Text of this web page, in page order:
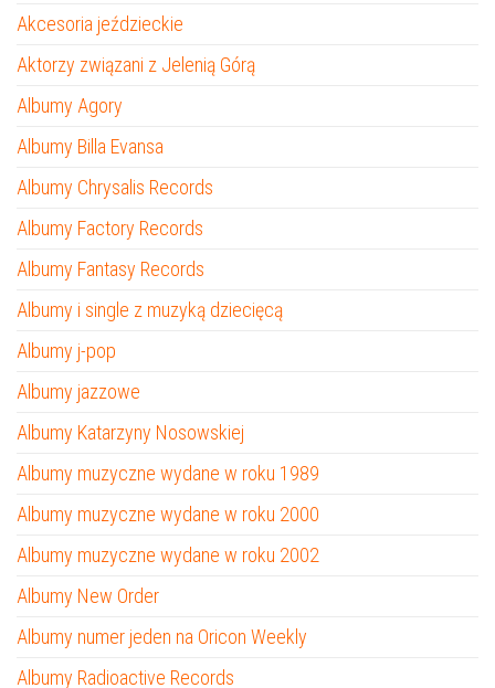
Akcesoria jeździeckie
Aktorzy związani z Jelenią Górą
Albumy Agory
Albumy Billa Evansa
Albumy Chrysalis Records
Albumy Factory Records
Albumy Fantasy Records
Albumy i single z muzyką dziecięcą
Albumy j-pop
Albumy jazzowe
Albumy Katarzyny Nosowskiej
Albumy muzyczne wydane w roku 1989
Albumy muzyczne wydane w roku 2000
Albumy muzyczne wydane w roku 2002
Albumy New Order
Albumy numer jeden na Oricon Weekly
Albumy Radioactive Records